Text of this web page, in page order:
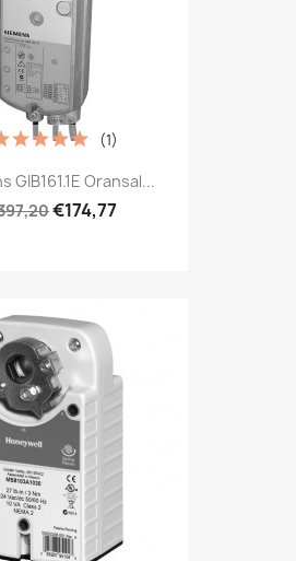
GIB161.1E Oransal...
€174,77
(1)